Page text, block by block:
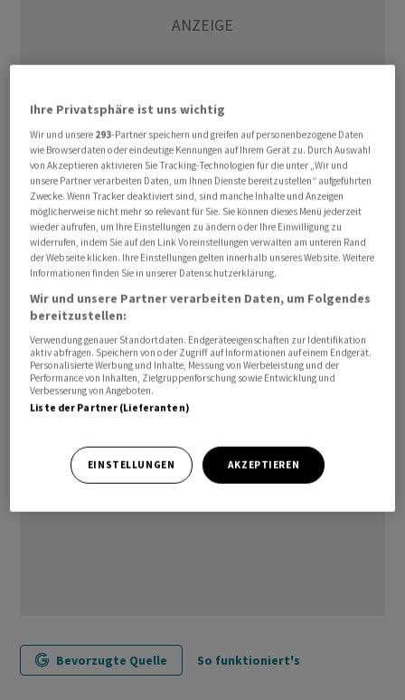
Die Kartellbehörden hätten der Transaktion
zugestimmt. DER Touristik Suisse bleibe
Mehrheitsaktionärin. Über den Verkaufspreis sei
Stillschweigen vereinbart worden.
jb/tv
(AWP)
Bevorzugte Quelle So funktioniert's
Ihre Privatsphäre ist uns wichtig
Wir und unsere 293-Partner speichern und greifen auf personenbezogene Daten
wie Browserdaten oder eindeutige Kennungen auf Ihrem Gerät zu. Durch Auswahl
von Akzeptieren aktivieren Sie Tracking-Technologien für die unter „Wir und
unsere Partner verarbeiten Daten, um Ihnen Dienste bereitzustellen“ aufgeführten
Zwecke. Wenn Tracker deaktiviert sind, sind manche Inhalte und Anzeigen
möglicherweise nicht mehr so relevant für Sie. Sie können dieses Menü jederzeit
wieder aufrufen, um Ihre Einstellungen zu ändern oder Ihre Einwilligung zu
widerrufen, indem Sie auf den Link Voreinstellungen verwalten am unteren Rand
der Webseite klicken. Ihre Einstellungen gelten innerhalb unseres Website. Weitere
Informationen finden Sie in unserer Datenschutzerklärung.
Wir und unsere Partner verarbeiten Daten, um Folgendes
bereitzustellen:
Verwendung genauer Standortdaten. Endgeräteeigenschaften zur Identifikation
aktiv abfragen. Speichern von oder Zugriff auf Informationen auf einem Endgerät.
Personalisierte Werbung und Inhalte, Messung von Werbeleistung und der
Performance von Inhalten, Zielgruppenforschung sowie Entwicklung und
Verbesserung von Angeboten.
Liste der Partner (Lieferanten)
EINSTELLUNGEN AKZEPTIEREN